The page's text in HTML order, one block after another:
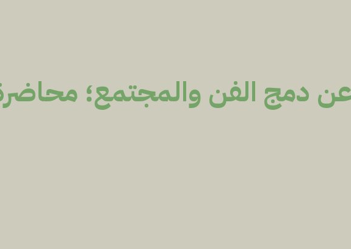
دمج الفن والمجتمع؛ محاضرة